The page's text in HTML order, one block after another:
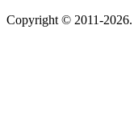
Copyright © 2011-2026.